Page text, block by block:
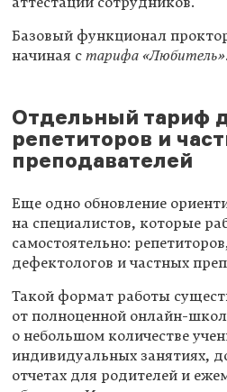
Базовый функционал
начиная с тарифа «Любитель».
Отдельный тариф
репетиторов и
преподавателей
Еще одно обновление
на специалистов, которые
самостоятельно:
дефектологов и частных
Такой формат работы
от полноценной онлайн-
о небольшом количестве
индивидуальных занятиях,
отчетах для родителей и